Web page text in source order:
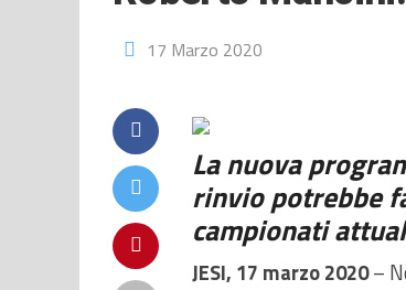
17 Marzo 2020
La nuova
rinvio potrebbe
campionati
JESI, 17 marzo 2020–